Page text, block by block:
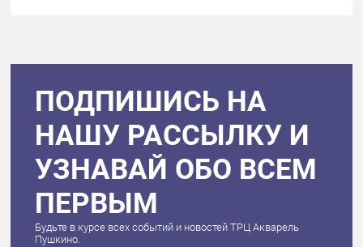
ПОДПИШИСЬ НА
НАШУ РАССЫЛКУ И
УЗНАВАЙ ОБО ВСЕМ
ПЕРВЫМ
Будьте в курсе всех событий и новостей ТРЦ Акварель
Пушкино.